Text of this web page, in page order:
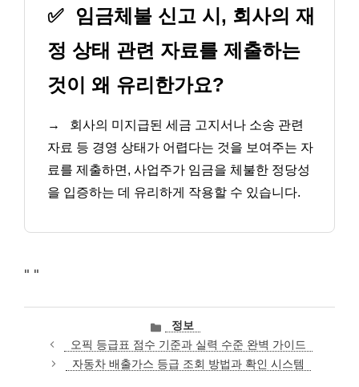
✅
임금체불 신고 시, 회사의 재
정 상태 관련 자료를 제출하는
것이 왜 유리한가요?
→
회사의 미지급된 세금 고지서나 소송 관련
자료 등 경영 상태가 어렵다는 것을 보여주는 자
료를 제출하면, 사업주가 임금을 체불한 정당성
을 입증하는 데 유리하게 작용할 수 있습니다.
" "
카
테
고
리
정보
오픽 등급표 점수 기준과 실력 수준 완벽 가이드
자동차 배출가스 등급 조회 방법과 확인 시스템